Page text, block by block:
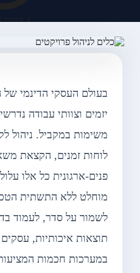
3 דקות קריאה
משרד
בעולם העסקי הדינמי של
יזמים וצוותי עבודה
משימות במקביל. ניהול
לוחות זמנים, הקצאת
פנים-ארגונית כל אלו
מוחלט ללא התשתית
לשמור על סדר, לעמוד
תוצאות איכותיות,
במערכות חכמות